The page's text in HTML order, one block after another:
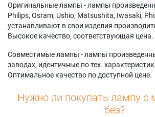
Оригинальные лампы - лампы
Philips, Osram, Ushio, Matsushita, Iwasaki,
устанавливают в свои изделия
Высокое качество, соответствующая цена.
Совместимые лампы - лампы
заводах, идентичные по тех.
Оптимальное качество по доступной цене.
Нужно ли покупать лампу с
без?